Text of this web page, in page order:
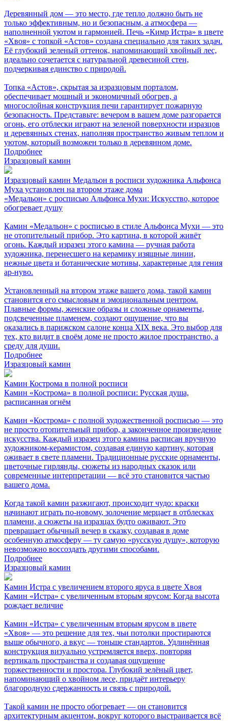
Деревянный дом — это место, где тепло должно быть не
только эффективным, но и безопасным, а атмосфера —
наполненной уютом и гармонией. Печь «Кимр Истра» в цвете
«Хвоя» с топкой «Астов» создана специально для таких задач.
Её глубокий зеленый оттенок, напоминающий хвойный лес,
идеально сочетается с натуральной древесиной стен,
подчеркивая единство с природой.
Топка «Астов», скрытая за изразцовым порталом,
обеспечивает мощный и экономичный обогрев, а
многослойная конструкция печи гарантирует пожарную
безопасность. Представьте: вечером в вашем доме разгорается
огонь, его отблески играют на зеленой поверхности изразцов
и деревянных стенах, наполняя пространство живым теплом и
уютом, который возможен только в деревянном доме.
Подробнее
Изразцовый камин
Изразцовый камин Медальон в росписи художника Альфонса
Муха установлен на втором этаже дома
«Медальон» с росписью Альфонса Мухи: Искусство, которое
обогревает душу
Камин «Медальон» с росписью в стиле Альфонса Мухи — это
не отопительный прибор. Это картина, в которой живёт
огонь. Каждый изразец этого камина — ручная работа
художника, перенесшего на керамику изящные линии,
нежные цвета и ботанические мотивы, характерные для гения
ар-нуво.
Установленный на втором этаже вашего дома, такой камин
становится его смысловым и эмоциональным центром.
Плавные формы, женские образы и сложные орнаменты,
подсвеченные пламенем, создают ощущение, что вы
оказались в парижском салоне конца XIX века. Это выбор для
тех, кто видит в своём доме не просто жилое пространство, а
среду для души.
Подробнее
Изразцовый камин
Камин Кострома в полной росписи
Камин «Кострома» в полной росписи: Русская душа,
расписанная огнём
Камин «Кострома» с полной художественной росписью — это
не просто отопительный прибор, а законченное произведение
искусства. Каждый изразец этого камина расписан вручную
художником-керамистом, создавая единую картину, которая
оживает в свете пламени. Традиционные русские орнаменты,
цветочные гирлянды, сюжеты из народных сказок или
современные интерпретации — всё это становится частью
вашего дома.
Когда такой камин разжигают, происходит чудо: краски
начинают играть по-новому, золочение мерцает в отблесках
пламени, а сюжеты на изразцах будто оживают. Это
превращает обычный вечер в сказку, создавая в доме
особенную атмосферу — ту самую «русскую душу», которую
невозможно воссоздать другими способами.
Подробнее
Изразцовый камин
Камин Истра с увеличением второго яруса в цвете Хвоя
Камин «Истра» с увеличенным вторым ярусом: Когда высота
рождает величие
Камин «Истра» с увеличенным вторым ярусом в цвете
«Хвоя» — это решение для тех, чьи потолки простираются
выше обычного, а вкус — тоньше стандартов. Удлинённая
конструкция визуально устремляется вверх, повторяя
вертикаль пространства и создавая ощущение
торжественности и простора. Глубокий зелёный цвет,
напоминающий о хвойном лесе, придаёт интерьеру
благородную сдержанность и связь с природой.
Такой камин не просто обогревает — он становится
архитектурным акцентом, вокруг которого выстраивается всё